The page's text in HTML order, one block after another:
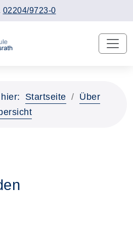
02204/9723-0
Startseite
Über